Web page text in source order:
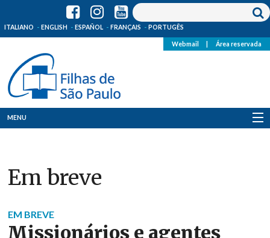
ITALIANO ENGLISH ESPAÑOL FRANÇAIS PORTUGÊS
Webmail Área reservada
MENU
Onde Estamos
Recursos
Em breve
EM BREVE
Missionários e agentes